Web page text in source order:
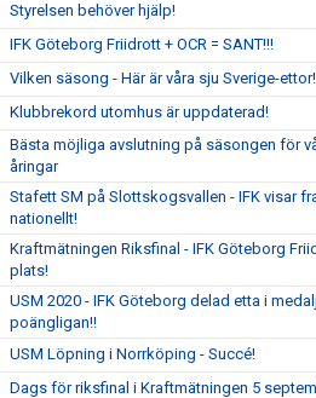
Styrelsen behöver hjälp!
IFK Göteborg Friidrott + OCR = SANT!!!
Vilken säsong - Här är våra sju Sverige-ettor!
Klubbrekord utomhus är uppdaterad!
Bästa möjliga avslutning på säsongen för
åringar
Stafett SM på Slottskogsvallen - IFK visar
nationellt!
Kraftmätningen Riksfinal - IFK Göteborg
plats!
USM 2020 - IFK Göteborg delad etta i
poängligan!!
USM Löpning i Norrköping - Succé!
Dags för riksfinal i Kraftmätningen 5